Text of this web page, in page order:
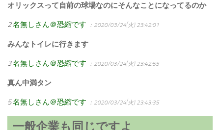
オリックスって自前の球場なのにそんなことになってるのか
2名無しさん＠恐縮です ：2020/03/24(火) 23:42:01
みんなトイレに行きます
3名無しさん＠恐縮です ：2020/03/24(火) 23:42:55
真ん中満タン
5名無しさん＠恐縮です ：2020/03/24(火) 23:43:35
一般企業も同じですよ